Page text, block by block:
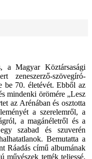
a Magyar Köztársasági
zeneszerző-szövegíró-
be 70. életévét. Ebből az
mindenki örömére „Lesz
az Arénában és osztotta
a szerelemről, a
a magánéletről és a
szabad és szuverén
Bemutatta a
Ráadás című albumának
tették teljessé.